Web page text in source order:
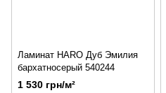
Ламинат HARO Дуб Эмилия
бархатносерый 540244
1 530 грн/м²